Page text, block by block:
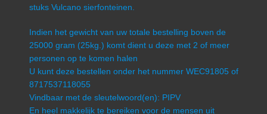
stuks Vulcano sierfonteinen.
Indien het gewicht van uw totale bestelling boven de
25000 gram (25kg.) komt dient u deze met 2 of meer
personen op te komen halen
U kunt deze bestellen onder het nummer WEC91805 of
8717537118055
Vindbaar met de sleutelwoord(en): PIPV
En heel makkelijk te bereiken voor de mensen uit